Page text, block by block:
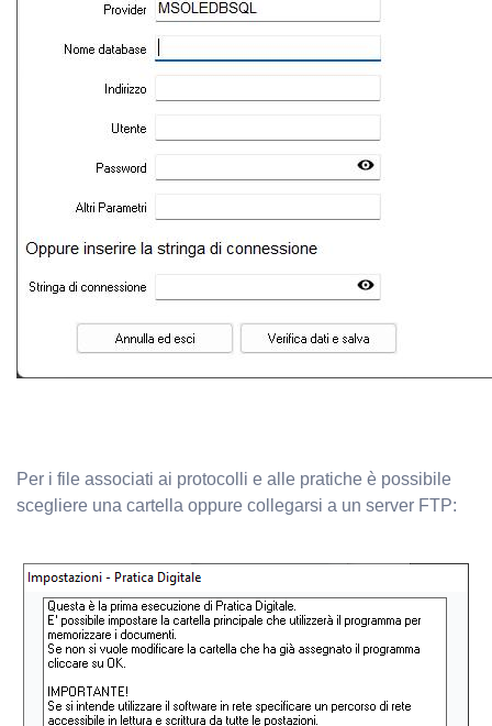
Per i file associati ai protocolli e alle pratiche è possibile
scegliere una cartella oppure collegarsi a un server FTP: